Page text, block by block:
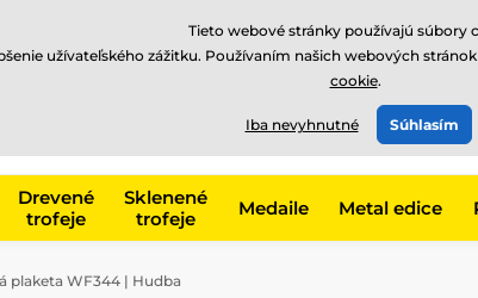
EUR
Drevené
trofeje
Sklenené
trofeje
Medaile Metal edice
plaketa WF344 | Hudba
Tieto webové stránky používajú súbory
užívateľského zážitku. Používaním našich webových
cookie.
Iba nevyhnutné Súhlasím